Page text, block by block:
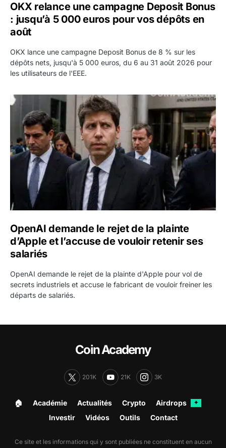
OKX relance une campagne Deposit Bonus
: jusqu’à 5 000 euros pour vos dépôts en
août
OKX lance une campagne Deposit Bonus de 8 % sur les
dépôts nets, jusqu'à 5 000 euros, du 6 au 31 août 2026 pour
les utilisateurs de l'EEE.
OpenAI demande le rejet de la plainte d’Apple et
OpenAI demande le rejet de la plainte
d’Apple et l’accuse de vouloir retenir ses
salariés
OpenAI demande le rejet de la plainte d'Apple pour vol de
secrets industriels et accuse le fabricant de vouloir freiner les
départs de salariés.
Coin Academy
201K 21K 3K
🏠︎ Académie Actualités Crypto Airdrops ✦
Investir Vidéos Outils Contact
Ce site et les informations qui y sont publiées ne constituent en aucun